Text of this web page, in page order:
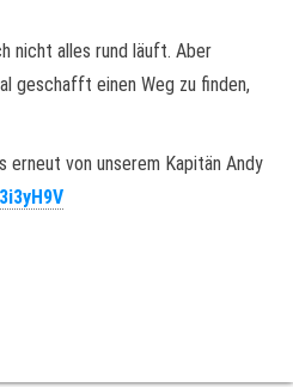
nicht alles rund läuft. Aber
geschafft einen Weg zu finden,
erneut von unserem Kapitän Andy